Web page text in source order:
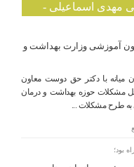
مهدی اسماعیلی -
آموزشی وزارت بهداشت و
میانه با دکتر حق دوست معاون
مشکلات حوزه بهداشت و درمان
به طرح مشکلات ...
بود؛